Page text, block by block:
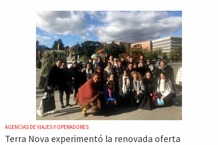
AGENCIAS DE VIAJES Y OPERADORES
Terra Nova experimentó la renovada oferta